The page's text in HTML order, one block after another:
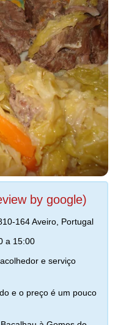
by google)
164 Aveiro, Portugal
a 15:00
e serviço
e o preço é um pouco